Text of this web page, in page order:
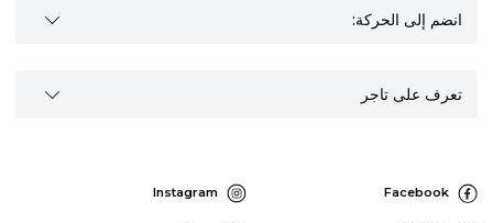
انضم إلى الحركة:
تعرف على تاجر
Facebook
Instagram